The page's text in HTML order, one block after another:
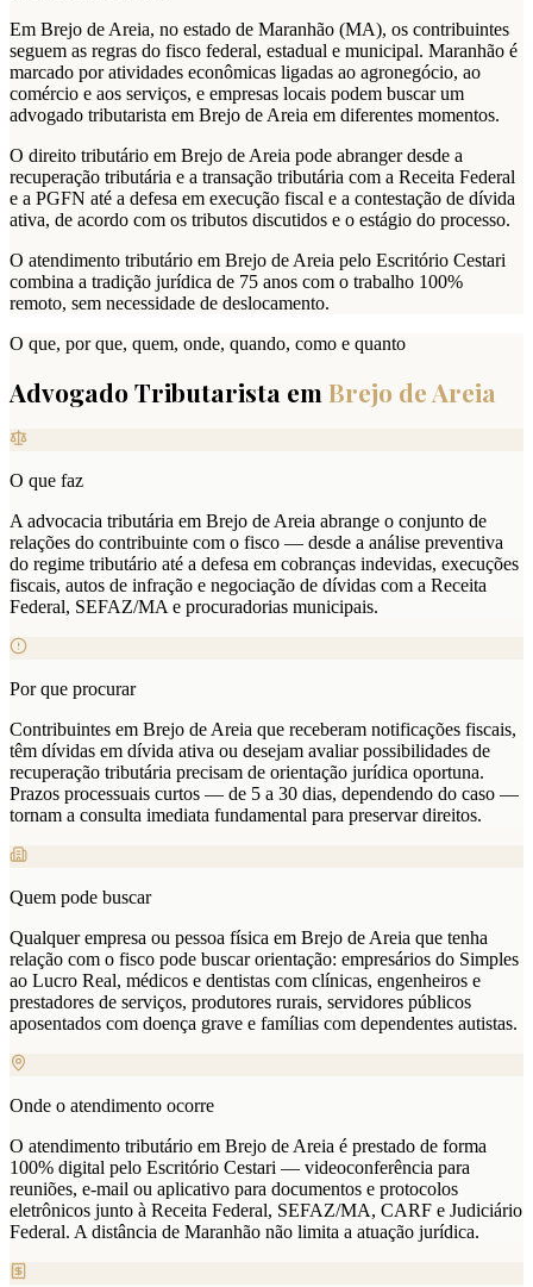
Em Brejo de Areia, no estado de Maranhão (MA), os contribuintes
seguem as regras do fisco federal, estadual e municipal. Maranhão é
marcado por atividades econômicas ligadas ao agronegócio, ao
comércio e aos serviços, e empresas locais podem buscar um
advogado tributarista em Brejo de Areia em diferentes momentos.
O direito tributário em Brejo de Areia pode abranger desde a
recuperação tributária e a transação tributária com a Receita Federal
e a PGFN até a defesa em execução fiscal e a contestação de dívida
ativa, de acordo com os tributos discutidos e o estágio do processo.
O atendimento tributário em Brejo de Areia pelo Escritório Cestari
combina a tradição jurídica de 75 anos com o trabalho 100%
remoto, sem necessidade de deslocamento.
O que, por que, quem, onde, quando, como e quanto
Advogado Tributarista em Brejo de Areia
O que faz
A advocacia tributária em Brejo de Areia abrange o conjunto de
relações do contribuinte com o fisco — desde a análise preventiva
do regime tributário até a defesa em cobranças indevidas, execuções
fiscais, autos de infração e negociação de dívidas com a Receita
Federal, SEFAZ/MA e procuradorias municipais.
Por que procurar
Contribuintes em Brejo de Areia que receberam notificações fiscais,
têm dívidas em dívida ativa ou desejam avaliar possibilidades de
recuperação tributária precisam de orientação jurídica oportuna.
Prazos processuais curtos — de 5 a 30 dias, dependendo do caso —
tornam a consulta imediata fundamental para preservar direitos.
Quem pode buscar
Qualquer empresa ou pessoa física em Brejo de Areia que tenha
relação com o fisco pode buscar orientação: empresários do Simples
ao Lucro Real, médicos e dentistas com clínicas, engenheiros e
prestadores de serviços, produtores rurais, servidores públicos
aposentados com doença grave e famílias com dependentes autistas.
Onde o atendimento ocorre
O atendimento tributário em Brejo de Areia é prestado de forma
100% digital pelo Escritório Cestari — videoconferência para
reuniões, e-mail ou aplicativo para documentos e protocolos
eletrônicos junto à Receita Federal, SEFAZ/MA, CARF e Judiciário
Federal. A distância de Maranhão não limita a atuação jurídica.